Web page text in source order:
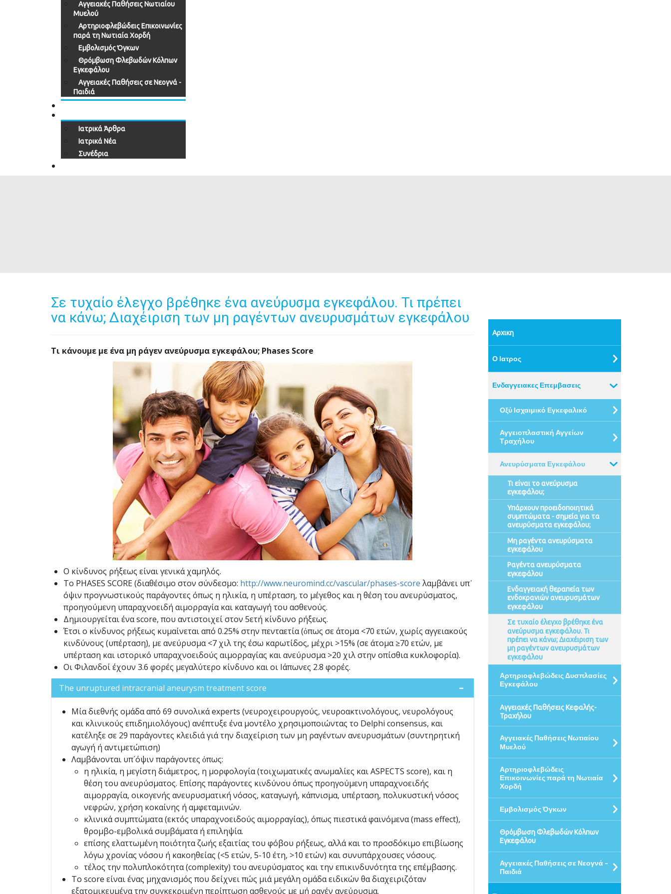
Αγγειακές Παθήσεις Νωτιαίου
Μυελού
Αρτηριοφλεβώδεις Επικοινωνίες
παρά τη Νωτιαία Χορδή
Εμβολισμός Όγκων
Θρόμβωση Φλεβωδών Κόλπων
Εγκεφάλου
Αγγειακές Παθήσεις σε Νεογνά -
Παιδιά
Ιατρικά Άρθρα
Ιατρικά Νέα
Συνέδρια
Σε τυχαίο έλεγχο βρέθηκε ένα ανεύρυσμα εγκεφάλου. Τι πρέπει
να κάνω; Διαχέιριση των μη ραγέντων ανευρυσμάτων εγκεφάλου
Τι κάνουμε με ένα μη ράγεν ανεύρυσμα εγκεφάλου; Phases Score
Ο κίνδυνος ρήξεως είναι γενικά χαμηλός.
Το PHASES SCORE (διαθέσιμο στον σύνδεσμο: http://www.neuromind.cc/vascular/phases-score λαμβάνει υπ᾽
όψιν προγνωστικούς παράγοντες όπως η ηλικία, η υπέρταση, το μέγεθος και η θέση του ανευρύσματος,
προηγούμενη υπαραχνοειδή αιμορραγία και καταγωγή του ασθενούς.
Δημιουργείται ένα score, που αντιστοιχεί στον 5ετή κίνδυνο ρήξεως.
Έτσι ο κίνδυνος ρήξεως κυμαίνεται από 0.25% στην πενταετία (ὀπως σε άτομα <70 ετών, χωρίς αγγειακούς
κινδύνους (υπέρταση), με ανεύρυσμα <7 χιλ της έσω καρωτίδος, μέχρι >15% (σε άτομα ≥70 ετών, με
υπέρταση και ιστορικό υπαραχνοειδούς αιμορραγίας και ανεύρυσμα >20 χιλ στην οπίσθια κυκλοφορία).
Οι Φιλανδοί έχουν 3.6 φορές μεγαλύτερο κίνδυνο και οι Ιάπωνες 2.8 φορές.
The unruptured intracranial aneurysm treatment score
Μία διεθνής ομάδα από 69 συνολικά experts (νευροχειρουργούς, νευροακτινολόγους, νευρολόγους
και κλινικούς επιδημιολόγους) ανέπτυξε ένα μοντέλο χρησιμοποιώντας το Delphi consensus, και
κατέληξε σε 29 παράγοντες κλειδιά γιά την διαχείριση των μη ραγέντων ανευρυσμάτων (συντηρητική
αγωγή ή αντιμετώπιση)
Λαμβάνονται υπ´όψιν παράγοντες ὀπως:
η ηλικία, η μεγίστη διάμετρος, η μορφολογία (τοιχωματικές ανωμαλίες και ASPECTS score), και η
θέση του ανευρύσματος. Επίσης παράγοντες κινδύνου όπως προηγούμενη υπαραχνοειδής
αιμορραγία, οικογενής ανευρυσματική νόσος, καταγωγή, κάπνισμα, υπέρταση, πολυκυστική νόσος
νεφρών, χρήση κοκαίνης ή αμφεταμινών.
κλινικά συμπτώματα (εκτός υπαραχνοειδούς αιμορραγίας), όπως πιεστικά φαινόμενα (mass effect),
θρομβο-εμβολικά συμβάματα ή επιληψία.
επίσης ελαττωμένη ποιότητα ζωής εξαιτίας του φόβου ρήξεως, αλλά και το προσδόκιμο επιβίωσης
λόγω χρονίας νόσου ή κακοηθείας (<5 ετών, 5-10 έτη, >10 ετών) και συνυπάρχουσες νόσους.
τέλος την πολυπλοκότητα (complexity) του ανευρύσματος και την επικινδυνότητα της επέμβασης.
Το score είναι ένας μηχανισμός που δείχνει πώς μιά μεγάλη ομάδα ειδικών θα διαχειριζόταν
εξατομικευμένα την συγκεκριμένη περίπτωση ασθενούς με μή ραγέν ανεύρυσμα.
Αρχικη
Ο Ιατρος
Ενδαγγειακες Επεμβασεις
Οξύ Ισχαιμικό Εγκεφαλικό
Αγγειοπλαστική Αγγείων
Τραχήλου
Ανευρύσματα Εγκεφάλου
Τι είναι το ανεύρυσμα
εγκεφάλου;
Υπάρχουν προειδοποιητικά
συμπτώματα - σημεία για τα
ανευρύσματα εγκεφάλου;
Μη ραγέντα ανευρύσματα
εγκεφάλου
Ραγέντα ανευρύσματα
εγκεφάλου
Ενδαγγειακή θεραπεία των
ενδοκρανιών ανευρυσμάτων
εγκεφάλου
Σε τυχαίο έλεγχο βρέθηκε ένα
ανεύρυσμα εγκεφάλου. Τι
πρέπει να κάνω; Διαχέιριση των
μη ραγέντων ανευρυσμάτων
εγκεφάλου
Αρτηριοφλεβώδεις Δυσπλασίες
Εγκεφάλου
Αγγειακές Παθήσεις Κεφαλής-
Τραχήλου
Αγγειακές Παθήσεις Νωτιαίου
Μυελού
Αρτηριοφλεβώδεις
Επικοινωνίες παρά τη Νωτιαία
Χορδή
Εμβολισμός Όγκων
Θρόμβωση Φλεβωδών Κόλπων
Εγκεφάλου
Αγγειακές Παθήσεις σε Νεογνά -
Παιδιά